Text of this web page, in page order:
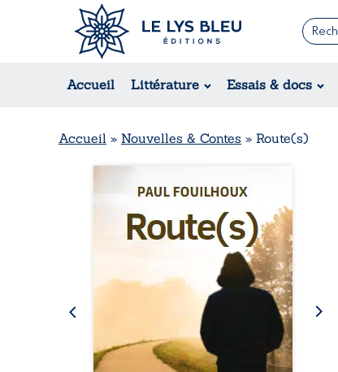
Accueil Littérature Essais & docs
Romans
Suspense / Thriller / Policier
Accueil » Nouvelles & Contes » Route(s)